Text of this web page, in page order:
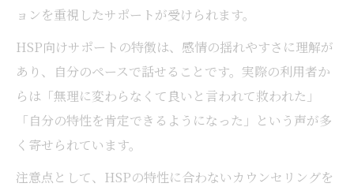
ョンを重視したサポートが受けられます。
HSP向けサポートの特徴は、感情の揺れやすさに理解が
あり、自分のペースで話せることです。実際の利用者か
らは「無理に変わらなくて良いと言われて救われた」
「自分の特性を肯定できるようになった」という声が多
く寄せられています。
注意点として、HSPの特性に合わないカウンセリングを